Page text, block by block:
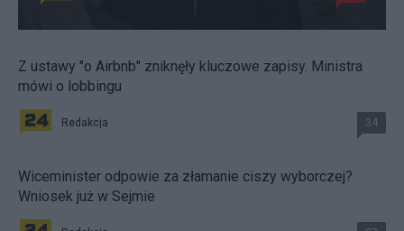
Z ustawy "o Airbnb" zniknęły kluczowe zapisy. Ministra
mówi o lobbingu
Redakcja 34
Wiceminister odpowie za złamanie ciszy wyborczej?
Wniosek już w Sejmie